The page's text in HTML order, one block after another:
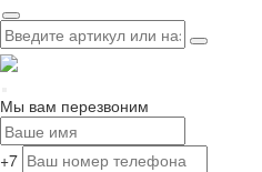
Мы вам перезвоним
+7